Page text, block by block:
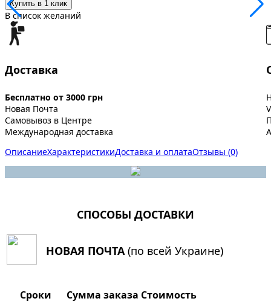
Купить в 1 клик
В список желаний
Доставка
Бесплатно от 3000 грн
Новая Почта
Самовывоз в Центре
Международная доставка
ОписаниеХарактеристикиДоставка и оплатаОтзывы (0)
СПОСОБЫ ДОСТАВКИ
НОВАЯ ПОЧТА (по всей Украине)
Сроки Сумма заказа Стоимость